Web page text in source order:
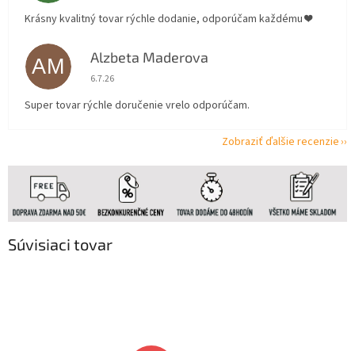
Súvisiaci tovar
Krásny kvalitný tovar rýchle dodanie, odporúčam každému ❤️
AM Alzbeta Maderova
Hodnotenie obchodu je 5 z 5 hviezdičiek.
6.7.26
Super tovar rýchle doručenie vrelo odporúčam.
Zobraziť ďalšie recenzie